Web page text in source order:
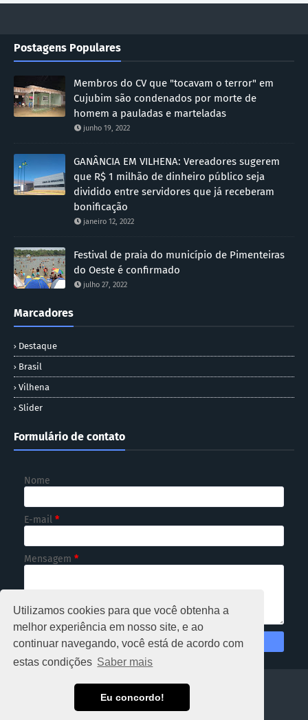
Utilizamos cookies para que você obtenha a
melhor experiência em nosso site, e ao
continuar navegando, você está de acordo com
estas condições Saber mais
Eu concordo!
Postagens Populares
Membros do CV que "tocavam o terror" em
Cujubim são condenados por morte de
homem a pauladas e marteladas
junho 19, 2022
GANÂNCIA EM VILHENA: Vereadores sugerem
que R$ 1 milhão de dinheiro público seja
dividido entre servidores que já receberam
bonificação
janeiro 12, 2022
Festival de praia do município de Pimenteiras
do Oeste é confirmado
julho 27, 2022
Marcadores
Destaque
Brasil
Vilhena
Slider
Formulário de contato
Nome
E-mail *
Mensagem *
Copyright ©2026NOTICIOSO RONDÔNIA